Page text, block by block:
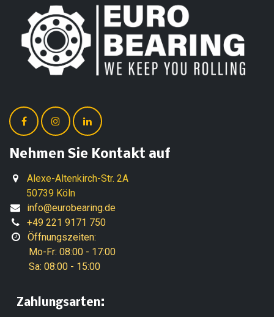
Nehmen Sie Kontakt auf
Alexe-Altenkirch-Str. 2A
50739 Köln
info@eurobearing.de
+49 221 9171 750
Öffnungszeiten:
Mo-Fr: 08:00 - 17:00
Sa: 08:00 - 15:00
​Zahlungsarten: